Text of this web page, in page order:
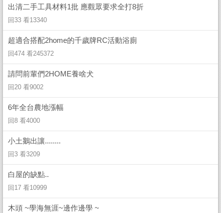
出清二手工具材料1批 應觀眾要求全打8折
回33 看13340
超適合搭配2home的千歲牌RC活動浴廁
回474 看245372
請問前輩們2HOME養啥犬
回20 看9002
6年全台農地漲幅
回8 看4000
小土鵝出讓........
回3 看3209
白屋的缺點..
回17 看10999
木頭 ~學海無涯~邊作邊學 ~